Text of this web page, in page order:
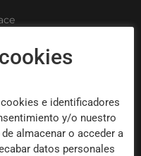
e identificadores
y/o nuestro
almacenar o acceder a
datos personales